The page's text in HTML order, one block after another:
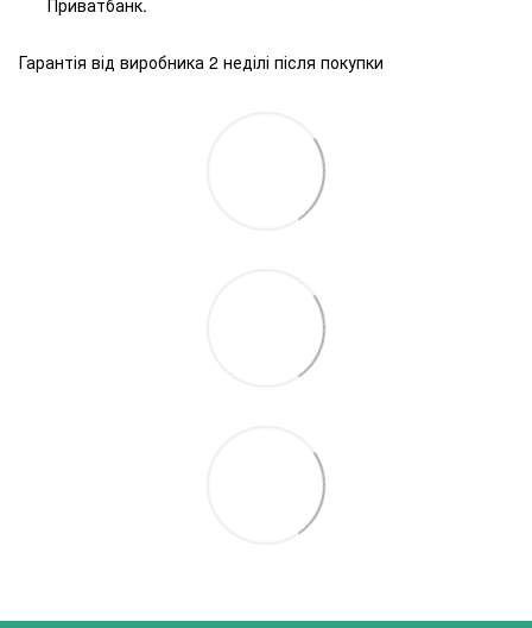
Гарантія від виробника 2 неділі після покупки